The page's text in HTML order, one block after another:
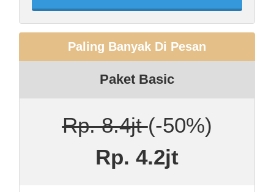
Paling Banyak Di Pesan
Paket Basic
Rp. 8.4jt(-50%)
Rp. 4.2jt